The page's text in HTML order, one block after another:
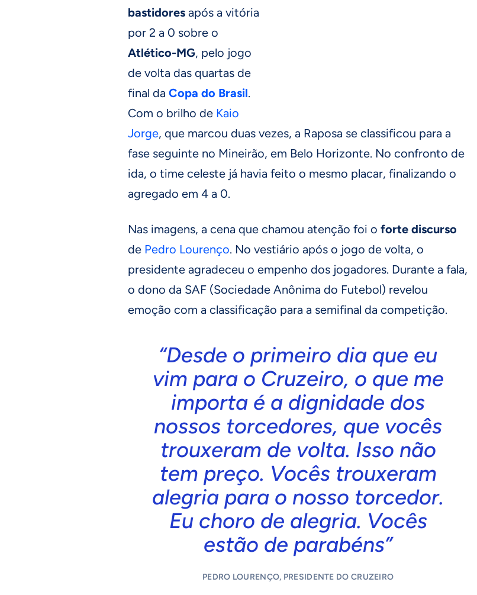
bastidores após a vitória
por 2 a 0 sobre o
Atlético-MG, pelo jogo
de volta das quartas de
final da Copa do Brasil.
Com o brilho de Kaio
Jorge, que marcou duas vezes, a Raposa se classificou para a
fase seguinte no Mineirão, em Belo Horizonte. No confronto de
ida, o time celeste já havia feito o mesmo placar, finalizando o
agregado em 4 a 0.
Nas imagens, a cena que chamou atenção foi o forte discurso
de Pedro Lourenço. No vestiário após o jogo de volta, o
presidente agradeceu o empenho dos jogadores. Durante a fala,
o dono da SAF (Sociedade Anônima do Futebol) revelou
emoção com a classificação para a semifinal da competição.
“Desde o primeiro dia que eu
vim para o Cruzeiro, o que me
importa é a dignidade dos
nossos torcedores, que vocês
trouxeram de volta. Isso não
tem preço. Vocês trouxeram
alegria para o nosso torcedor.
Eu choro de alegria. Vocês
estão de parabéns”
PEDRO LOURENÇO, PRESIDENTE DO CRUZEIRO